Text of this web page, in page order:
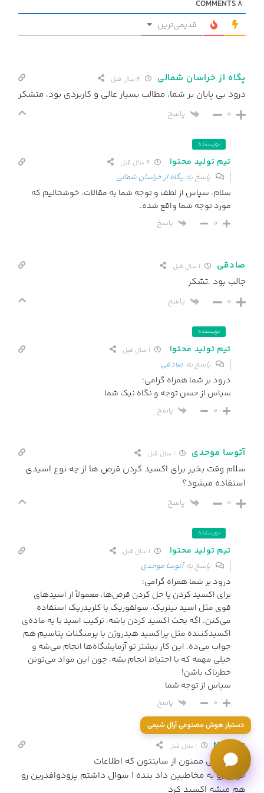
8
قدیمی‌ترین
پگاه از خراسان شمالی
درود بی پایان بر شما، مطالب بسیار عالی و کاربردی بود، متشکر
0 پاسخ
نویسنده
تیم تولید محتوا
پاسخ بهپگاه از خراسان شمالی
سلام، سپاس از لطف و توجه شما به مقالات، خوشحالیم که
مورد توجه شما واقع شده.
0 پاسخ
صادقی
جالب بود .تشکر
0 پاسخ
نویسنده
تیم تولید محتوا
پاسخ به صادقی
درود بر شما همراه گرامی؛
سپاس از حسن توجه و نگاه نیک شما
0 پاسخ
آتوسا موحدی
سلام وقت بخیر برای اکسید کردن قرص ها از چه نوع اسیدی
استفاده میشود؟
0 پاسخ
نویسنده
تیم تولید محتوا
پاسخ بهآتوسا موحدی
درود بر شما همراه گرامی؛
برای اکسید کردن یا حل کردن قرص‌ها، معمولاً از اسیدهای
قوی مثل اسید نیتریک، سولفوریک یا کلریدریک استفاده
می‌کنن. اگه بحث اکسید کردن باشه، ترکیب اسید با یه ماده‌ی
اکسیدکننده مثل پراکسید هیدروژن یا پرمنگنات پتاسیم هم
جواب می‌ده. این کار بیشتر تو آزمایشگاه‌ها انجام می‌شه و
خیلی مهمه که با احتیاط انجام بشه، چون این مواد می‌تونن
خطرناک باشن!
سپاس از توجه شما
0 پاسخ
Maryam
سلام خیلی ممنون از سایتتون که اطلاعات
خوبی رو به مخاطبین داد بنده 1 سوال داشتم پزودوافدرین رو
هم میشه اکسید کرد
دستیار هوش مصنوعی آرال شیمی